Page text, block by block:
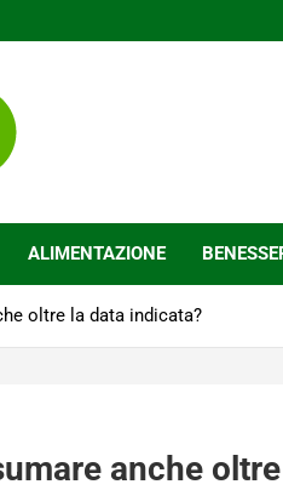
ALIMENTAZIONE
oltre la data indicata?
anche